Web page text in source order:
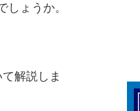
ょうか。
解説しま